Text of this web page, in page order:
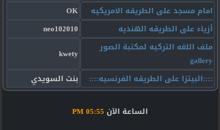
امام مسجد على الطريقه الامريكيه
OK
أزياء على الطريقه الهنديه
neo102010
ملف اللغه التركيه لمكتبة الصور
gallery
kwety
::::البيتزا على الطريقه الفرنسيه::::
بنت السويدي
الساعة الآن 05:55 PM